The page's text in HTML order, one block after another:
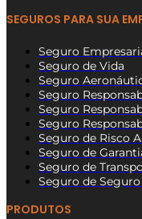
SEGUROS PARA SUA
Seguro
Seguro de Vida
Seguro
Seguro
Seguro
Seguro
Seguro de Risco
Seguro de
Seguro de
Seguro de Seguro
PRODUTOS